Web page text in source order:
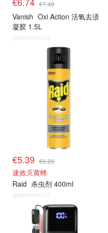
€7.49
Vanish Oxi Action 活氧去渍
凝胶 1.5L
@dealmoon.it
€5.39 €6.89
速效灭黄蜂
Raid 杀虫剂 400ml
@dealmoon.it